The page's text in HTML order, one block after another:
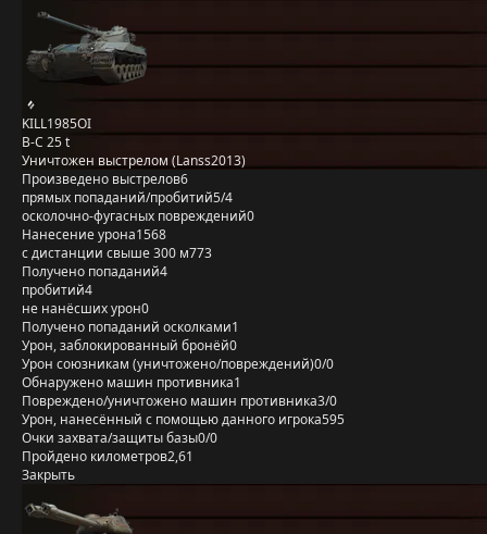
KILL1985OI
B-C 25 t
Уничтожен выстрелом (Lanss2013)
Произведено выстрелов6
прямых попаданий/пробитий5/4
осколочно-фугасных повреждений0
Нанесение урона1568
с дистанции свыше 300 м773
Получено попаданий4
пробитий4
не нанёсших урон0
Получено попаданий осколками1
Урон, заблокированный бронёй0
Урон союзникам (уничтожено/повреждений)0/0
Обнаружено машин противника1
Повреждено/уничтожено машин противника3/0
Урон, нанесённый с помощью данного игрока595
Очки захвата/защиты базы0/0
Пройдено километров2,61
Закрыть